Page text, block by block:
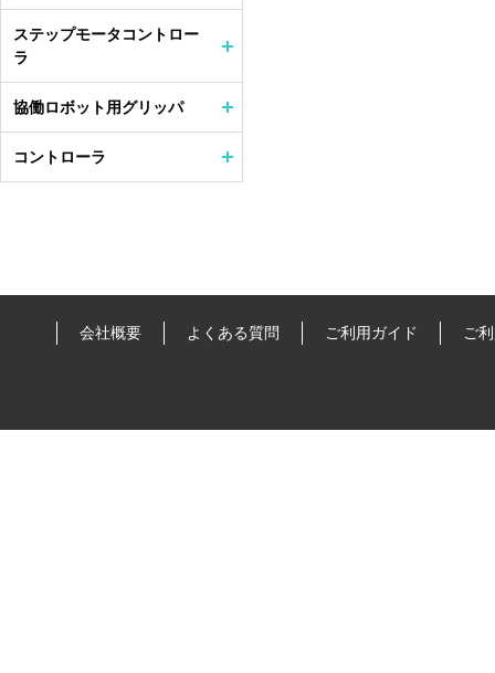
ステップモータコントロー
ラ
協働ロボット用グリッパ
コントローラ
会社概要 よくある質問 ご利用ガイド ご